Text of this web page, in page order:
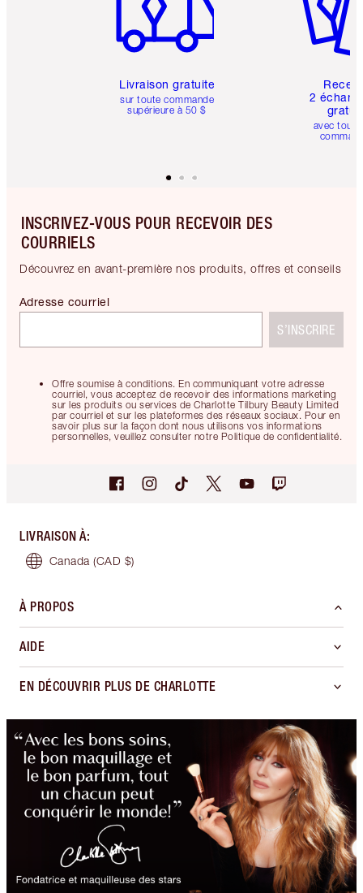
Livraison gratuite
sur toute commande
supérieure à 50 $
2
avec
INSCRIVEZ-VOUS POUR RECEVOIR DES
COURRIELS
Découvrez en avant-première nos produits, offres et conseils
Offre soumise à conditions. En communiquant votre adresse
courriel, vous acceptez de recevoir des informations marketing
sur les produits ou services de Charlotte Tilbury Beauty Limited
par courriel et sur les plateformes des réseaux sociaux. Pour en
savoir plus sur la façon dont nous utilisons vos informations
personnelles, veuillez consulter notre Politique de confidentialité.
Adresse courriel
S’INSCRIRE
LIVRAISON À:
Canada (CAD $)
À PROPOS
AIDE
EN DÉCOUVRIR PLUS DE CHARLOTTE